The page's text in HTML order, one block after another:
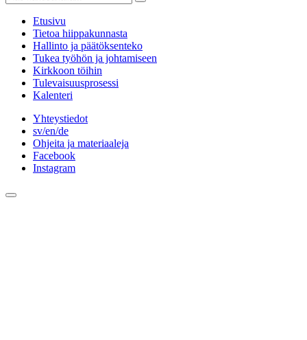
Etusivu
Tietoa hiippakunnasta
Hallinto ja päätöksenteko
Tukea työhön ja johtamiseen
Kirkkoon töihin
Tulevaisuusprosessi
Kalenteri
Yhteystiedot
sv/en/de
Ohjeita ja materiaaleja
Facebook
Instagram